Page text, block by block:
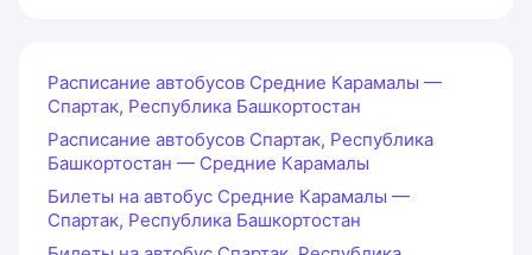
Расписание автобусов Средние Карамалы —
Спартак, Республика Башкортостан
Расписание автобусов Спартак, Республика
Башкортостан — Средние Карамалы
Билеты на автобус Средние Карамалы —
Спартак, Республика Башкортостан